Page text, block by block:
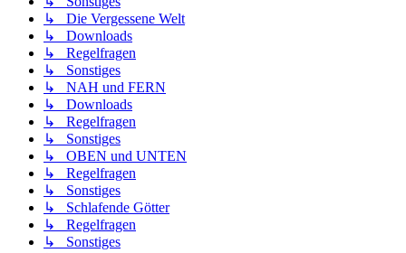
↳ Die Vergessene Welt
↳ Downloads
↳ Regelfragen
↳ Sonstiges
↳ NAH und FERN
↳ Downloads
↳ Regelfragen
↳ Sonstiges
↳ OBEN und UNTEN
↳ Regelfragen
↳ Sonstiges
↳ Schlafende Götter
↳ Regelfragen
↳ Sonstiges